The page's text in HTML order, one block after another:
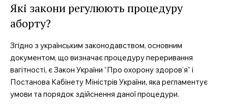
Які закони регулюють процедуру
аборту?
Згідно з українським законодавством, основним
документом, що визначає процедуру переривання
вагітності, є Закон України “Про охорону здоров’я” і
Постанова Кабінету Міністрів України, яка регламентує
умови та порядок здійснення даної процедури.